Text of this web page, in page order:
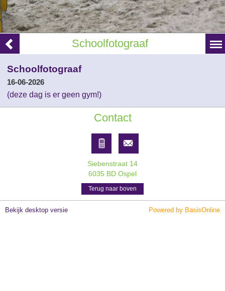
Schoolfotograaf
Schoolfotograaf
16-06-2026
(deze dag is er geen gym!)
Contact
Siebenstraat 14
6035 BD Ospel
Terug naar boven
Bekijk desktop versie Powered by BasisOnline